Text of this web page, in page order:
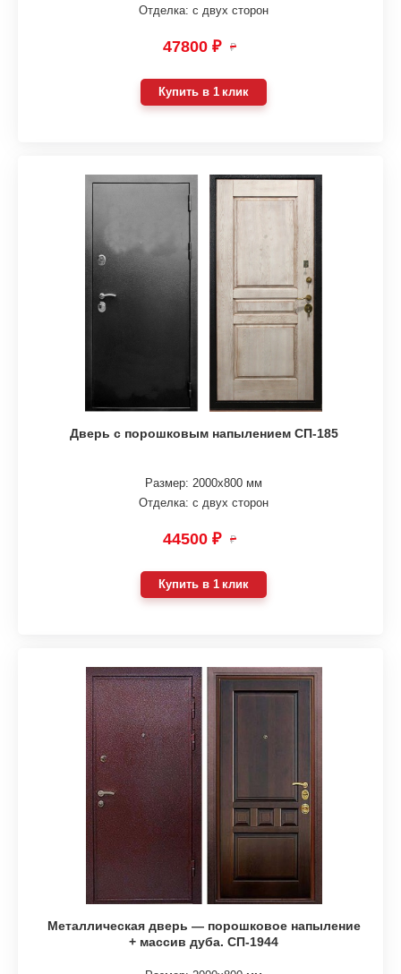
Отделка: с двух сторон
47800 ₽ ₽
Купить в 1 клик
Дверь с порошковым напылением СП-185
Размер: 2000х800 мм
Отделка: с двух сторон
44500 ₽ ₽
Купить в 1 клик
Металлическая дверь — порошковое напыление
+ массив дуба. СП-1944